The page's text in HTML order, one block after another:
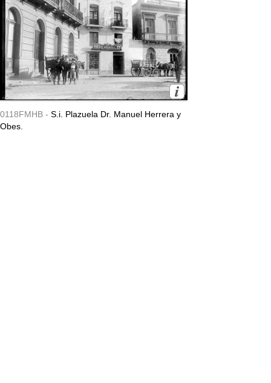
0118FMHB - S.i. Plazuela Dr. Manuel Herrera y
Obes.